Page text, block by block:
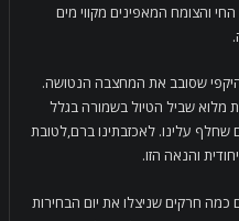
והצומח המאפינים מקווי מים
שסובב את המחצבה הנטושה.
שביל הטיול בשמורה בגלל
עלינו. לאכזבתינו ברם,לטובת
והנאה הזו.
חרקים שניצלו את יום הבחירות